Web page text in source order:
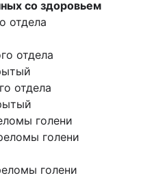
со здоровьем
отдела
отдела
отдела
голени
голени
голени